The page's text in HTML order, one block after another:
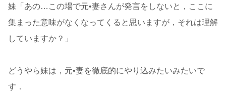
妹「あの…この場で元•妻さんが発言をしないと，ここに
集まった意味がなくなってくると思いますが，それは理解
していますか？」
どうやら妹は，元•妻を徹底的にやり込みたいみたいで
す．